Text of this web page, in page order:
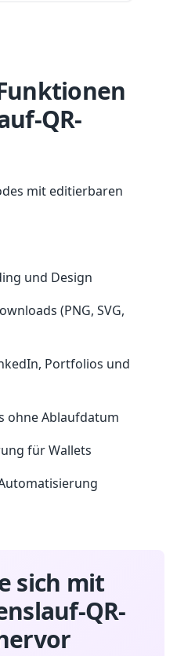
QR-
mit editierbaren
und Design
(PNG, SVG,
Portfolios und
ohne Ablaufdatum
für Wallets
sich mit
QR-